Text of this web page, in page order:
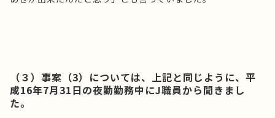
（３）事案（3）については、上記と同じように、平
成16年7月31日の夜勤勤務中にJ職員から聞きまし
た。